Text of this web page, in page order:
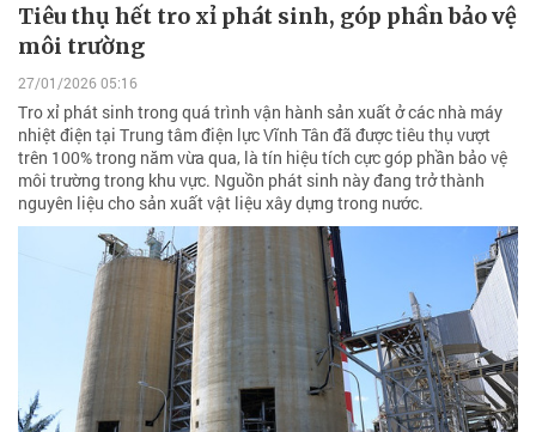
Tiêu thụ hết tro xỉ phát sinh, góp phần bảo vệ
môi trường
27/01/2026 05:16
Tro xỉ phát sinh trong quá trình vận hành sản xuất ở các nhà máy
nhiệt điện tại Trung tâm điện lực Vĩnh Tân đã được tiêu thụ vượt
trên 100% trong năm vừa qua, là tín hiệu tích cực góp phần bảo vệ
môi trường trong khu vực. Nguồn phát sinh này đang trở thành
nguyên liệu cho sản xuất vật liệu xây dựng trong nước.